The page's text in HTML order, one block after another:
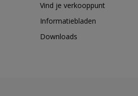
Vind je verkooppunt
Informatiebladen
Downloads